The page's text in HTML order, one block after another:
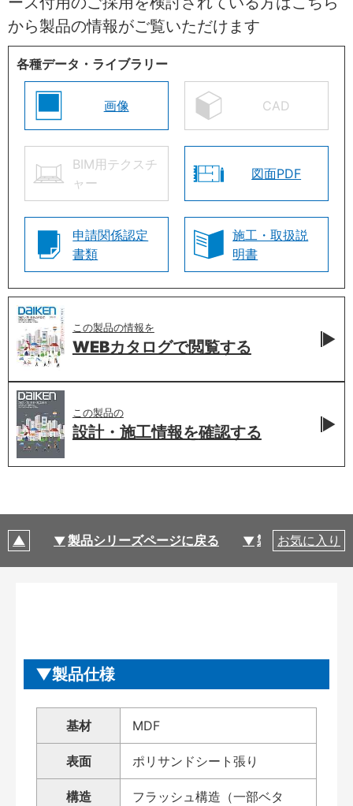
から製品の情報がご覧いただけます
各種データ・ライブラリー
画像 CAD
BIM用テクスチ
ャー
図面PDF
申請関係認定
書類
施工・取扱説
明書
この製品の情報を
WEBカタログで閲覧する
この製品の
設計・施工情報を確認する
製品シリーズページに戻る 製品仕様
お気に入り
製品仕様
基材 MDF
表面 ポリサンドシート張り
構造
フラッシュ構造（一部ベタ